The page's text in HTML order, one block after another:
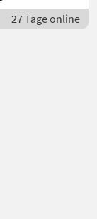
27 Tage online